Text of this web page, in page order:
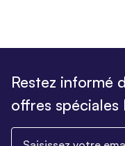
Restez informé
offres spéciales